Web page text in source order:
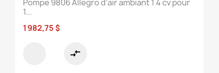
Pompe 9806 Allegro d’air ambiant 1 4 cv pour
1...
1 982,75 $
compare_arrows